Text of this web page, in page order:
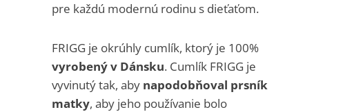
pre každú modernú rodinu s dieťaťom.
FRIGG je okrúhly cumlík, ktorý je 100%
vyrobený v Dánsku. Cumlík FRIGG je
vyvinutý tak, aby napodobňoval prsník
matky, aby jeho používanie bolo